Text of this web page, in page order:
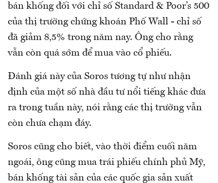
bán khống đối với chỉ số Standard & Poor’s 500
của thị trường chứng khoán Phố Wall - chỉ số
đã giảm 8,5% trong năm nay. Ông cho rằng
vẫn còn quá sớm để mua vào cổ phiếu.
Đánh giá này của Soros tương tự như nhận
định của một số nhà đầu tư nổi tiếng khác đưa
ra trong tuần này, nói rằng các thị trường vẫn
còn chưa chạm đáy.
Soros cũng cho biết, vào thời điểm cuối năm
ngoái, ông cũng mua trái phiếu chính phủ Mỹ,
bán khống tài sản của các quốc gia sản xuất